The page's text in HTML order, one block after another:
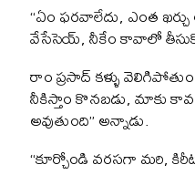
“ఏం ఫరవాలేదు, ఎంత
వేసేసెయ్, నీకేం కావాలో
రాం ప్రసాద్ కళ్ళు
నీకిస్తాం కొనబడు, మాకు
అవుతుంది” అన్నాడు.
“కూర్చోండి వరసగా మరి,